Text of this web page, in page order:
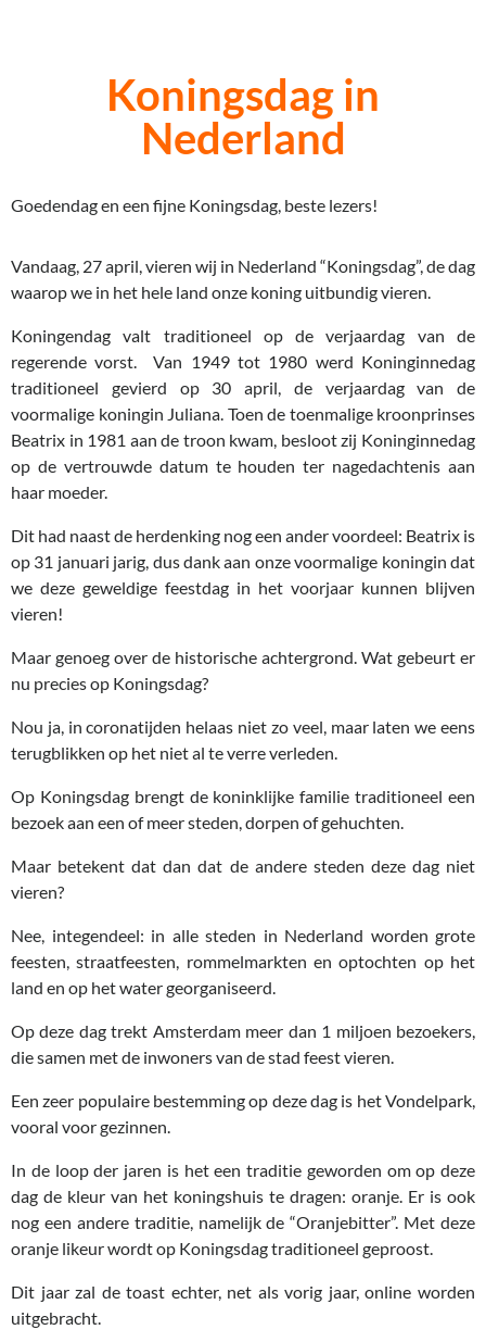
Koningsdag in
Nederland
Goedendag en een fijne Koningsdag, beste lezers!
Vandaag, 27 april, vieren wij in Nederland “Koningsdag”, de dag
waarop we in het hele land onze koning uitbundig vieren.
Koningendag valt traditioneel op de verjaardag van de
regerende vorst. Van 1949 tot 1980 werd Koninginnedag
traditioneel gevierd op 30 april, de verjaardag van de
voormalige koningin Juliana. Toen de toenmalige kroonprinses
Beatrix in 1981 aan de troon kwam, besloot zij Koninginnedag
op de vertrouwde datum te houden ter nagedachtenis aan
haar moeder.
Dit had naast de herdenking nog een ander voordeel: Beatrix is
op 31 januari jarig, dus dank aan onze voormalige koningin dat
we deze geweldige feestdag in het voorjaar kunnen blijven
vieren!
Maar genoeg over de historische achtergrond. Wat gebeurt er
nu precies op Koningsdag?
Nou ja, in coronatijden helaas niet zo veel, maar laten we eens
terugblikken op het niet al te verre verleden.
Op Koningsdag brengt de koninklijke familie traditioneel een
bezoek aan een of meer steden, dorpen of gehuchten.
Maar betekent dat dan dat de andere steden deze dag niet
vieren?
Nee, integendeel: in alle steden in Nederland worden grote
feesten, straatfeesten, rommelmarkten en optochten op het
land en op het water georganiseerd.
Op deze dag trekt Amsterdam meer dan 1 miljoen bezoekers,
die samen met de inwoners van de stad feest vieren.
Een zeer populaire bestemming op deze dag is het Vondelpark,
vooral voor gezinnen.
In de loop der jaren is het een traditie geworden om op deze
dag de kleur van het koningshuis te dragen: oranje. Er is ook
nog een andere traditie, namelijk de “Oranjebitter”. Met deze
oranje likeur wordt op Koningsdag traditioneel geproost.
Dit jaar zal de toast echter, net als vorig jaar, online worden
uitgebracht.